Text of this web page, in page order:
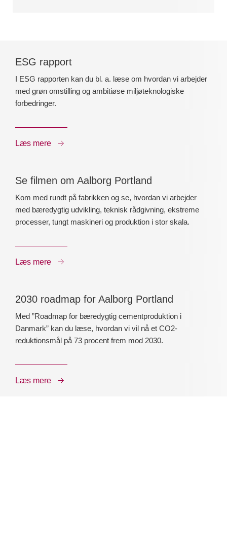
ESG rapport
I ESG rapporten kan du bl. a. læse om hvordan vi arbejder
med grøn omstilling og ambitiøse miljøteknologiske
forbedringer.
Læs mere
Se filmen om Aalborg Portland
Kom med rundt på fabrikken og se, hvordan vi arbejder
med bæredygtig udvikling, teknisk rådgivning, ekstreme
processer, tungt maskineri og produktion i stor skala.
Læs mere
2030 roadmap for Aalborg Portland
Med ”Roadmap for bæredygtig cementproduktion i
Danmark” kan du læse, hvordan vi vil nå et CO2-
reduktionsmål på 73 procent frem mod 2030.
Læs mere